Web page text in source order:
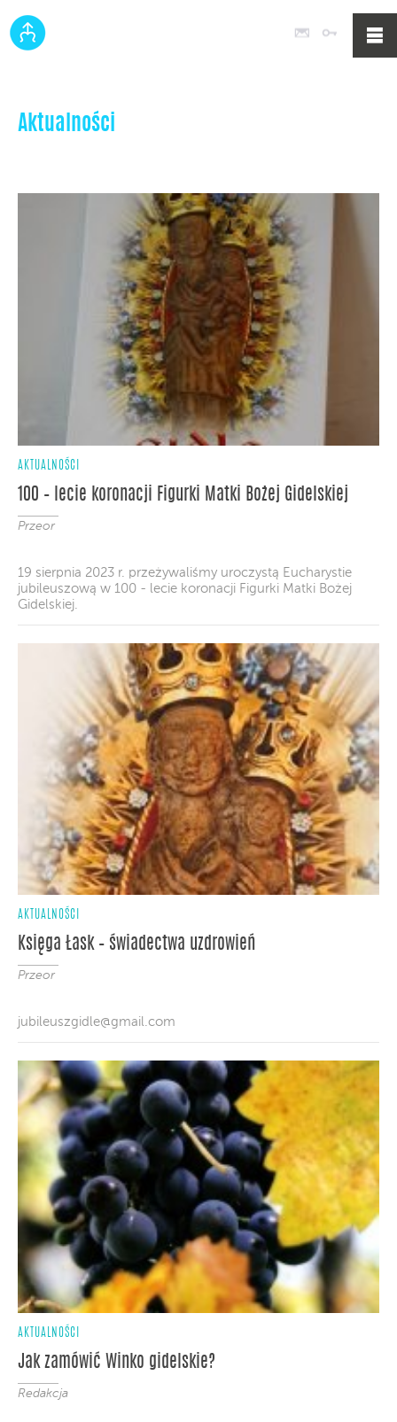
Poczta
Aktualności
AKTUALNOŚCI
100 – lecie koronacji Figurki Matki Bożej Gidelskiej
Przeor
19 sierpnia 2023 r. przeżywaliśmy uroczystą Eucharystie
jubileuszową w 100 - lecie koronacji Figurki Matki Bożej
Gidelskiej.
AKTUALNOŚCI
Księga Łask – świadectwa uzdrowień
Przeor
jubileuszgidle@gmail.com
AKTUALNOŚCI
Jak zamówić Winko gidelskie?
Redakcja